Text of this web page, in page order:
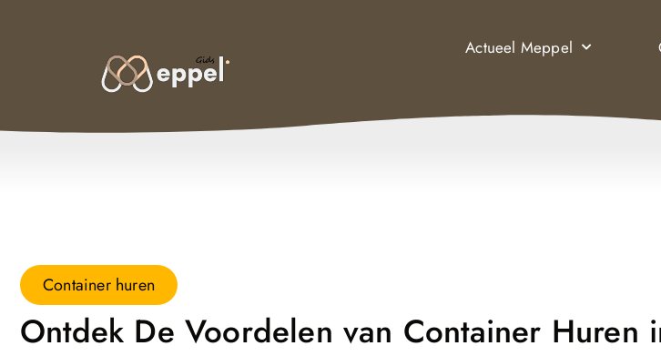
Actueel Meppel
Container huren
Ontdek De Voordelen van Container Huren